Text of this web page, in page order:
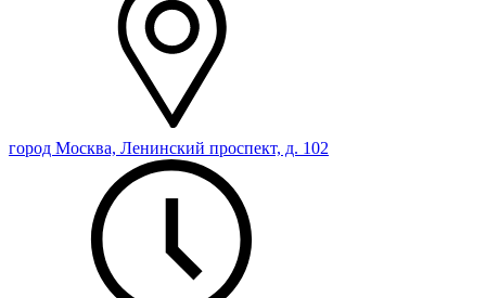
город Москва, Ленинский проспект, д. 102